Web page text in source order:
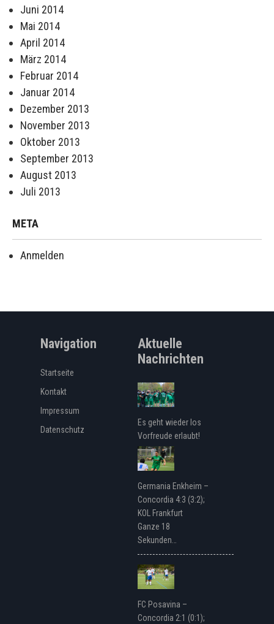
Juni 2014
Mai 2014
April 2014
März 2014
Februar 2014
Januar 2014
Dezember 2013
November 2013
Oktober 2013
September 2013
August 2013
Juli 2013
META
Anmelden
Navigation
Startseite
Kontakt
Impressum
Datenschutz
Aktuelle
Nachrichten
Es geht wieder los
Vorfreude erlaubt!
Germania Enkheim –
Concordia 4:3 (3:2);
KOL Frankfurt
Ganze 18
Sekunden…
FC Posavina –
Concordia 2:1 (0:1);